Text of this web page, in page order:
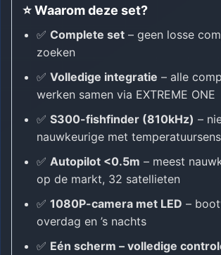
⭐ Waarom deze set?
✅ Complete set – geen losse
zoeken
✅ Volledige integratie – alle
werken samen via EXTREME ONE
✅ S300-fishfinder (810kHz) –
nauwkeurige met
✅ Autopilot <0.5m – meest
op de markt, 32 satellieten
✅ 1080P-camera met LED –
overdag en ’s nachts
✅ Eén scherm – volledige